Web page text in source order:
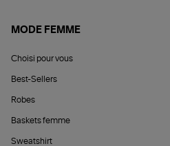
MODE FEMME
Choisi pour vous
Best-Sellers
Robes
Baskets femme
Sweatshirt